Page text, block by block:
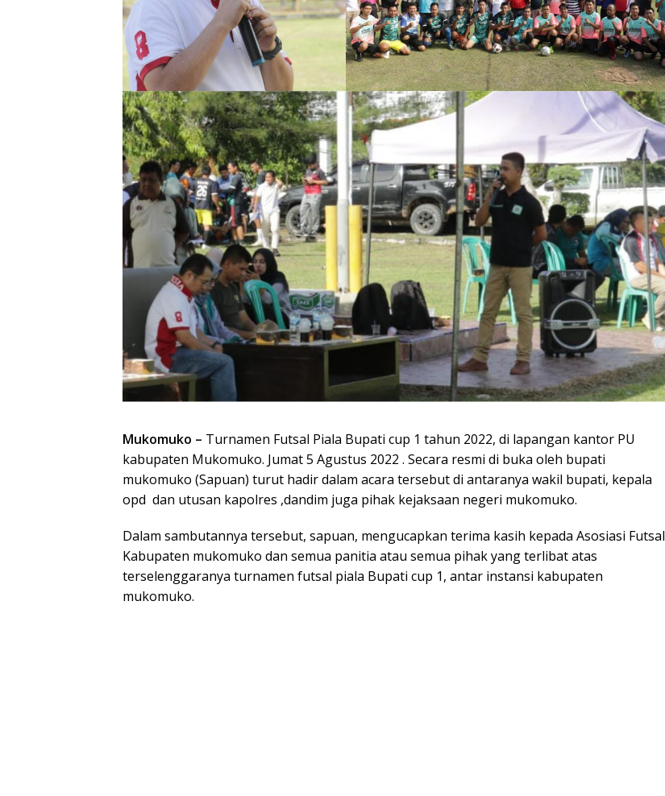
Mukomuko – Turnamen Futsal Piala Bupati cup 1 tahun 2022, di lapangan kantor PU
kabupaten Mukomuko. Jumat 5 Agustus 2022 . Secara resmi di buka oleh bupati
mukomuko (Sapuan) turut hadir dalam acara tersebut di antaranya wakil bupati, kepala
opd dan utusan kapolres ,dandim juga pihak kejaksaan negeri mukomuko.
Dalam sambutannya tersebut, sapuan, mengucapkan terima kasih kepada Asosiasi Futsal
Kabupaten mukomuko dan semua panitia atau semua pihak yang terlibat atas
terselenggaranya turnamen futsal piala Bupati cup 1, antar instansi kabupaten
mukomuko.